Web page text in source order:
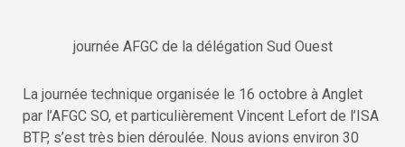
journée AFGC de la délégation Sud Ouest
La journée technique organisée le 16 octobre à Anglet
par l’AFGC SO, et particulièrement Vincent Lefort de l’ISA
BTP, s’est très bien déroulée. Nous avions environ 30